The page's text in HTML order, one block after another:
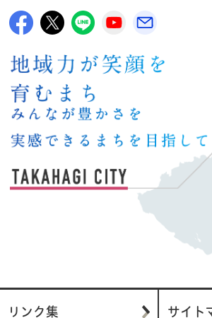
高萩市公式Facebook
高萩市公式X
高萩市公式LINE
高萩市
リンク集 サイト